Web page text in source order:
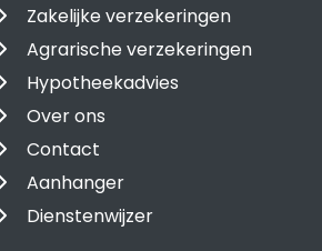
Zakelijke verzekeringen
Agrarische verzekeringen
Hypotheekadvies
Over ons
Contact
Aanhanger
Dienstenwijzer